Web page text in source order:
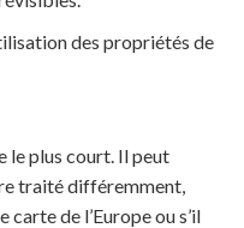
des propriétés de
le plus court. Il peut
traité différemment,
carte de l’Europe ou s’il